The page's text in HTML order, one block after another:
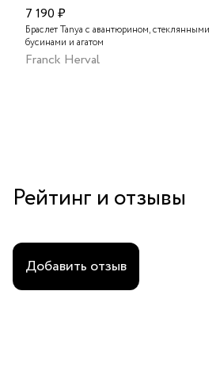
7 190 ₽
Браслет Tanya с авантюрином, стеклянными
бусинами и агатом
Franck Herval
Рейтинг и отзывы
Добавить отзыв